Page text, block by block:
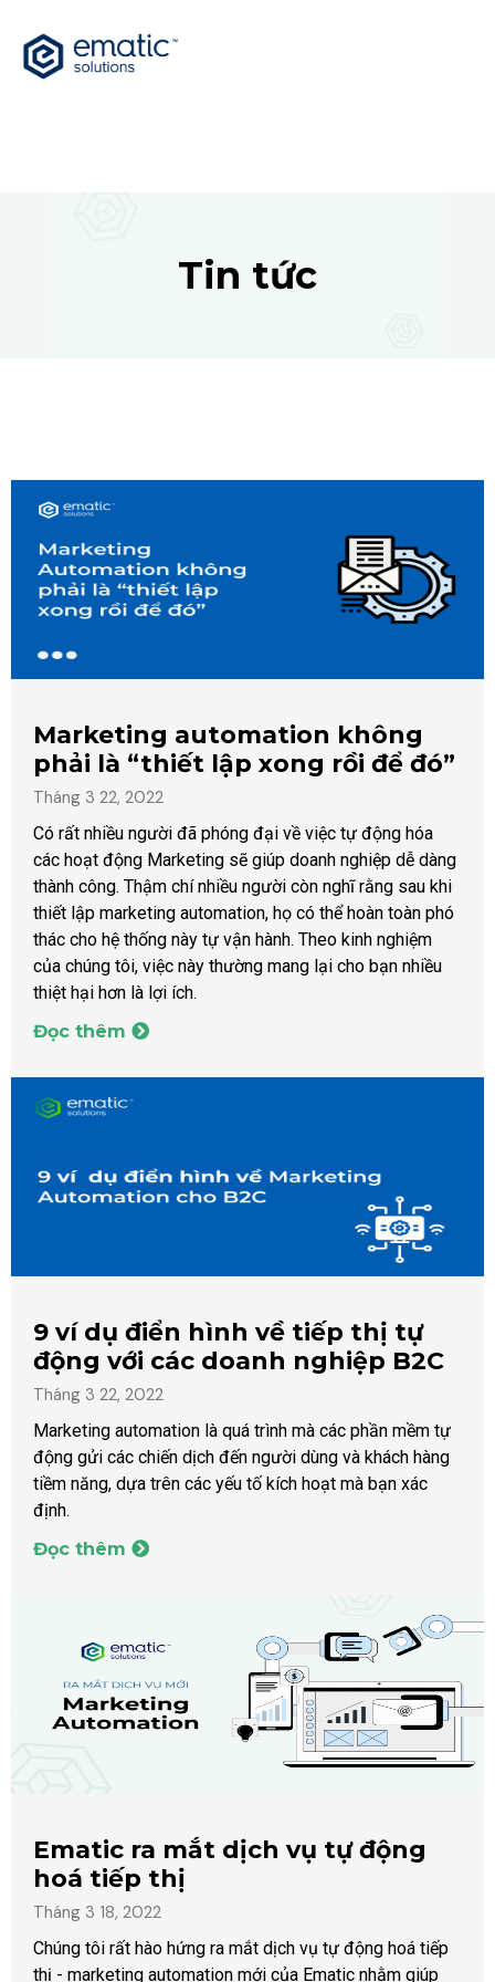
Tin tức
Marketing automation không
phải là “thiết lập xong rồi để đó”
Tháng 3 22, 2022
Có rất nhiều người đã phóng đại về việc tự động hóa
các hoạt động Marketing sẽ giúp doanh nghiệp dễ dàng
thành công. Thậm chí nhiều người còn nghĩ rằng sau khi
thiết lập marketing automation, họ có thể hoàn toàn phó
thác cho hệ thống này tự vận hành. Theo kinh nghiệm
của chúng tôi, việc này thường mang lại cho bạn nhiều
thiệt hại hơn là lợi ích.
Đọc thêm
9 ví dụ điển hình về tiếp thị tự
động với các doanh nghiệp B2C
Tháng 3 22, 2022
Marketing automation là quá trình mà các phần mềm tự
động gửi các chiến dịch đến người dùng và khách hàng
tiềm năng, dựa trên các yếu tố kích hoạt mà bạn xác
định.
Đọc thêm
Ematic ra mắt dịch vụ tự động
hoá tiếp thị
Tháng 3 18, 2022
Chúng tôi rất hào hứng ra mắt dịch vụ tự động hoá tiếp
thị - marketing automation mới của Ematic nhằm giúp